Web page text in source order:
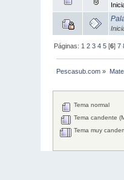
Páginas: 1 2 3 4 5 [6]7
Pescasub.com »
Tema normal
Tema candente
Tema muy